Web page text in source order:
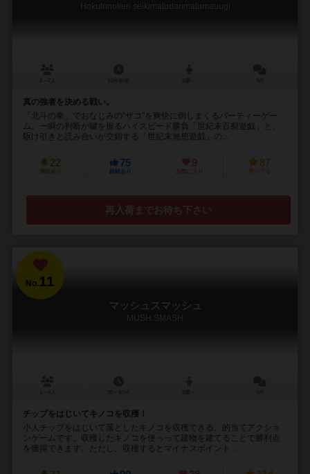
Hokutonoken seikimatudanmatumauugi
真の強者を決める戦い。
「北斗の拳」でおなじみの“ザコ”を爽快に倒しまくるパーティーゲー
ム。一瞬の判断が鍵を握るハイスピード勝負「世紀末百裂遊戯」と、
駆け引きと読み合いが交錯する「世紀末無想遊戯」の...
22
興味あり
75
経験あり
9
お気に入り
87
持ってる
再入荷までお待ち下さい
No.11
マッシュスマッシュ
MUSH SMASH
チップをはじいてキノコを収穫！
小人チップをはじいて落としたキノコを収穫できる、的当てアクショ
ンゲームです。収穫したキノコを使っって建物を建てることで勝利点
を獲得できます。ただし、収穫するとマイナスポイント...